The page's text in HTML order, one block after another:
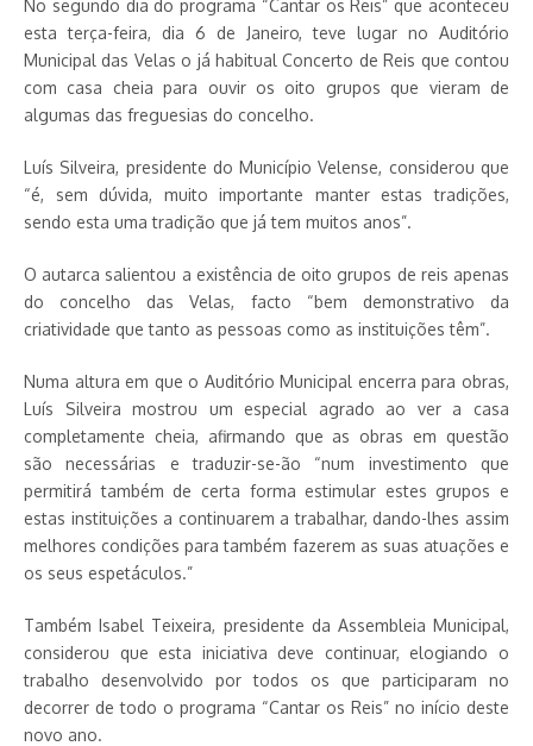
No segundo dia do programa “Cantar os Reis” que aconteceu
esta terça-feira, dia 6 de Janeiro, teve lugar no Auditório
Municipal das Velas o já habitual Concerto de Reis que contou
com casa cheia para ouvir os oito grupos que vieram de
algumas das freguesias do concelho.
Luís Silveira, presidente do Município Velense, considerou que
“é, sem dúvida, muito importante manter estas tradições,
sendo esta uma tradição que já tem muitos anos”.
O autarca salientou a existência de oito grupos de reis apenas
do concelho das Velas, facto “bem demonstrativo da
criatividade que tanto as pessoas como as instituições têm”.
Numa altura em que o Auditório Municipal encerra para obras,
Luís Silveira mostrou um especial agrado ao ver a casa
completamente cheia, afirmando que as obras em questão
são necessárias e traduzir-se-ão “num investimento que
permitirá também de certa forma estimular estes grupos e
estas instituições a continuarem a trabalhar, dando-lhes assim
melhores condições para também fazerem as suas atuações e
os seus espetáculos.”
Também Isabel Teixeira, presidente da Assembleia Municipal,
considerou que esta iniciativa deve continuar, elogiando o
trabalho desenvolvido por todos os que participaram no
decorrer de todo o programa “Cantar os Reis” no início deste
novo ano.